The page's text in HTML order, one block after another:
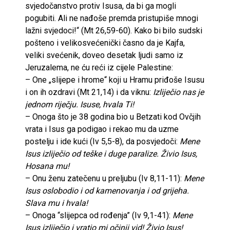
svjedočanstvo protiv Isusa, da bi ga mogli
pogubiti. Ali ne nađoše premda pristupiše mnogi
lažni svjedoci!“ (Mt 26,59-60). Kako bi bilo sudski
pošteno i velikosvećenički časno da je Kajfa,
veliki svećenik, doveo desetak ljudi samo iz
Jeruzalema, ne ću reći iz cijele Palestine:
– One „slijepe i hrome“ koji u Hramu priđoše Isusu
i on ih ozdravi (Mt 21,14) i da viknu: Izliječio nas je
jednom riječju. Isuse, hvala Ti!
– Onoga što je 38 godina bio u Betzati kod Ovčjih
vrata i Isus ga podigao i rekao mu da uzme
postelju i ide kući (Iv 5,5-8), da posvjedoči: Mene
Isus izliječio od teške i duge paralize. Živio Isus,
Hosana mu!
– Onu ženu zatečenu u preljubu (Iv 8,11-11): Mene
Isus oslobodio i od kamenovanja i od grijeha.
Slava mu i hvala!
– Onoga “slijepca od rođenja” (Iv 9,1-41): Mene
Isus izliječio i vratio mi očinji vid! Živio Isus!